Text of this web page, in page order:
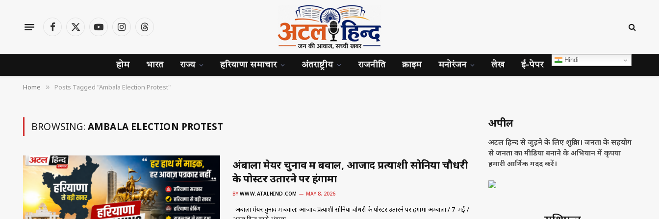
Facebook
X
YouTubeInstagramThreads
होम भारत राज्य हरियाणा समाचार अंतराष्ट्रीय राजनीति क्राइम मनोरंजन लेख ई-पेपर
Hindi
Home » Posts Tagged "Ambala Election Protest"
BROWSING: AMBALA ELECTION PROTEST
अंबाला मेयर चुनाव में बवाल, आजाद प्रत्याशी सोनिया चौधरी
के पोस्टर उतारने पर हंगामा
BY WWW.ATALHIND.COM MAY 8, 2026
अंबाला मेयर चुनाव में बवाल: आजाद प्रत्याशी सोनिया चौधरी के पोस्टर उतारने पर हंगामा अम्बाला / 7 मई /
अपील
अटल हिन्द से जुड़ने के लिए शुक्रिया। जनता के सहयोग
से जनता का मीडिया बनाने के अभियान में कृपया
हमारी आर्थिक मदद करें।